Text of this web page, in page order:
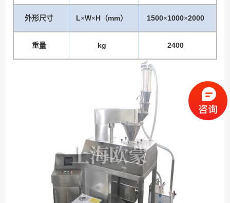
外形尺寸 L×W×H （mm） 1500×1000×2000
重量 kg 2400